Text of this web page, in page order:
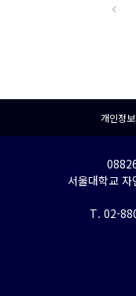
개인정
서울대학교
T. 02-